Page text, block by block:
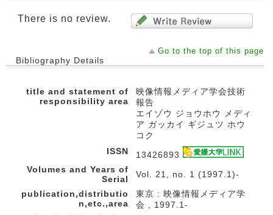
There is no review.
Go to the top of this page
Bibliography Details
title and statement of
responsibility area
映像情報メディア学会技術
報告
エイゾウ ジョウホウ メディ
ア ガッカイ ギジュツ ホウ
コク
ISSN
13426893
Volumes and Years of
Serial
Vol. 21, no. 1 (1997.1)-
publication,distributio
n,etc.,area
東京 : 映像情報メディア学
会 , 1997.1-